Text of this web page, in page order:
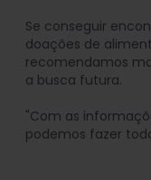
Se conseguir
doações de
recomendamos
a busca futura.
"Com as
podemos fazer